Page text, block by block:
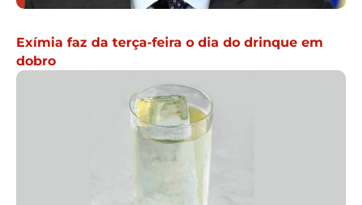
Exímia faz da terça-feira o dia do drinque em
dobro